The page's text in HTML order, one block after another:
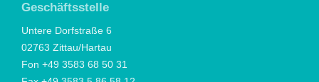
Geschäftsstelle
Untere Dorfstraße 6
02763 Zittau/Hartau
Fon +49 3583 68 50 31